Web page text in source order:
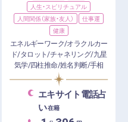
人生・スピリチュアル
人間関係（家族・友人）
仕事運
健康
エネルギーワーク/オラクルカー
ド/タロット/チャネリング/九星
気学/四柱推命/姓名判断/手相
エキサイト電話占
い在籍